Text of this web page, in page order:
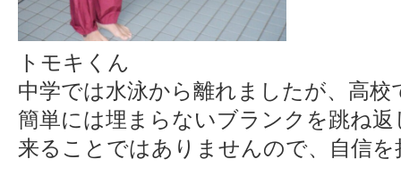
トモキくん
中学では水泳から離れましたが、高校
簡単には埋まらないブランクを跳ね
来ることではありませんので、自信